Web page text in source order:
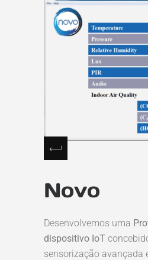
Novo
Desenvolvemos uma
dispositivo IoT
sensorização avançada